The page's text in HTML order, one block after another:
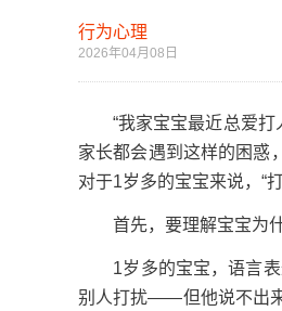
行为心理
2026年04月08日
“我家宝宝最近总爱打
家长都会遇到这样的困惑
对于1岁多的宝宝来说，“
首先，要理解宝宝为什
1岁多的宝宝，语言表
别人打扰——但他说不出